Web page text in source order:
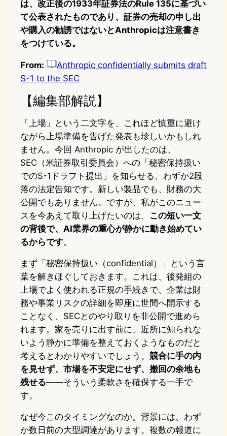
は、改正後の1933年証券法のRule 135に基づい
て公表されたものであり、証券の売却の申し出
や購入の勧誘ではないとAnthropicは注意書き
をつけている。
From:
Anthropic confidentially submits draft
S-1 to the SEC
【編集部解説】
「上場」という二文字を、これほど慎重に避け
ながら上場準備を告げた発表も珍しいかもしれ
ません。今回 Anthropic が出したのは、
SEC（米証券取引委員会）への「秘密保持扱い
でのS-1ドラフト提出」を知らせる、わずか2段
落の法定告知です。新しい製品でも、財務の大
公開でもありません。ですが、私がこのニュー
スを今あえて取り上げたいのは、 この短い一文
の背後で、AI業界の重心が静かに動き始めてい
るからです。
まず「秘密保持扱い（confidential）」という言
葉を解きほぐしておきます。これは、後発組の
上場でよく使われる正規の手続きで、企業は財
務や事業リスクの詳細を即座に世間へ開示する
ことなく、SECとのやり取りを非公開で進めら
れます。家を売りに出す前に、近所に知られな
いよう静かに準備を整えておくようなものだと
考えるとわかりやすいでしょう。 競合に手の内
を見せず、市場を不安定にせず、撤回の余地も
残せる――そういう柔軟さを確保する一手で
す。
なぜ今このタイミングなのか。背景には、わず
か数日前の大型調達があります。複数の報道に